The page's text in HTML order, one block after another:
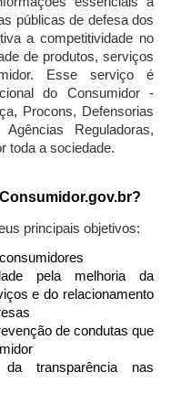
públicas de defesa dos
a competitividade no
de produtos, serviços
Esse serviço é
do Consumidor -
Procons, Defensorias
Reguladoras,
toda a sociedade.
principais objetivos:
pela melhoria da
e do relacionamento
de condutas que
transparência nas